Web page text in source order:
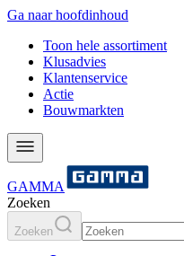
Ga naar hoofdinhoud
Toon hele assortiment
Klusadvies
Klantenservice
Actie
Bouwmarkten
GAMMA
Zoeken
Zoeken